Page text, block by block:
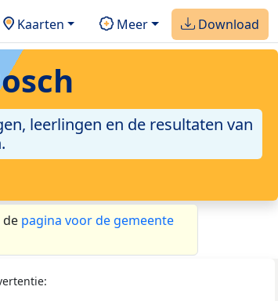
Kaarten Meer Download
leerlingen en de resultaten van
de pagina voor de gemeente